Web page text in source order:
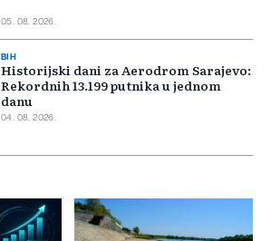
05. 08. 2026.
BIH
Historijski dani za Aerodrom Sarajevo:
Rekordnih 13.199 putnika u jednom
danu
04. 08. 2026.